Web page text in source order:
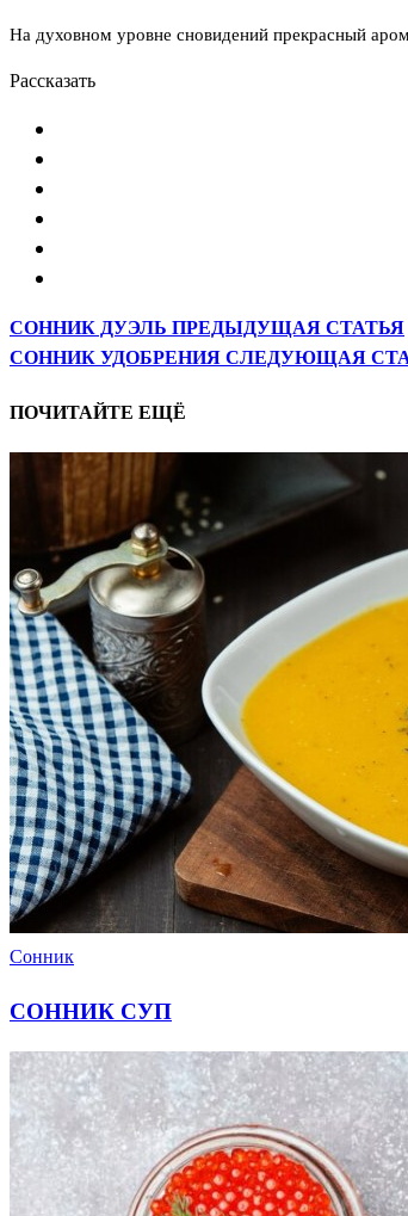
На духовном уровне сновидений прекрасный
Рассказать
СОННИК ДУЭЛЬ ПРЕДЫДУЩАЯ СТАТЬЯ
СОННИК УДОБРЕНИЯСЛЕДУЮЩАЯ
ПОЧИТАЙТЕ ЕЩЁ
Сонник
СОННИК СУП